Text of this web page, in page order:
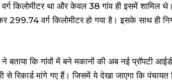
किलोमीटर था और केवल 38 गांव ही इसमें शामिल
299.74 वर्ग किलोमीटर हो गया है। इसके साथ ही
बताया कि गांवों में बने मकानों की अब नई प्रॉपटी
से रिकार्ड मांगे गए हैं। जिसमें ये देखा जाएगा कि